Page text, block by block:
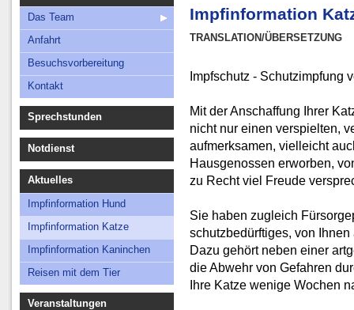
Anfahrt
Besuchsvorbereitung
Kontakt
Das Team
Anfahrt
Besuchsvorbereitung
Kontakt
Sprechstunden
Notdienst
Aktuelles
Impfinformation Hund
Impfinformation Katze
Impfinformation Kaninchen
Reisen mit dem Tier
Veranstaltungen
Impfinformation
TRANSLATION/ÜBERSETZUNG
Impfschutz - Schutzimpfung
Mit der Anschaffung Ihrer
nicht nur einen verspielten,
aufmerksamen, vielleicht
Hausgenossen erworben,
zu Recht viel Freude
Sie haben zugleich
schutzbedürftiges, von
Dazu gehört neben einer
die Abwehr von Gefahren
Ihre Katze wenige Wochen